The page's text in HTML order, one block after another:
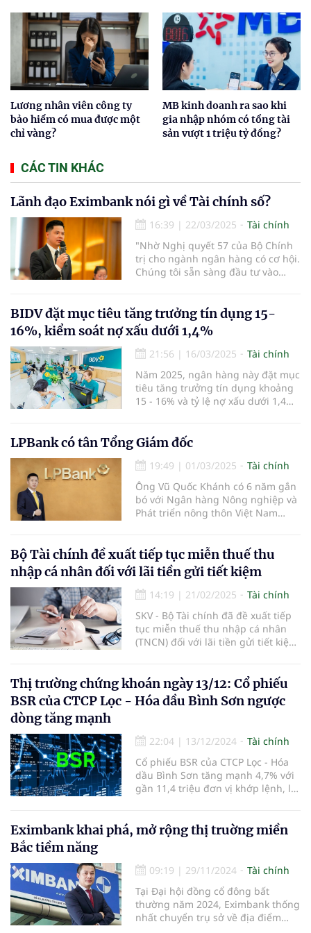
Lương nhân viên công ty
bảo hiểm có mua được một
chỉ vàng?
MB kinh doanh ra sao khi
gia nhập nhóm có tổng tài
sản vượt 1 triệu tỷ đồng?
CÁC TIN KHÁC
Lãnh đạo Eximbank nói gì về Tài chính số?
16:39 | 22/03/2025
Tài chính
"Nhờ Nghị quyết 57 của Bộ Chính
trị cho ngành ngân hàng có cơ hội.
Chúng tôi sẵn sàng đầu tư vào
thành viên HĐQT Ngân hàng TMCP
Eximbank nhấn mạnh.
BIDV đặt mục tiêu tăng trưởng tín dụng 15-
16%, kiểm soát nợ xấu dưới 1,4%
21:56 | 16/03/2025
Tài chính
Năm 2025, ngân hàng này đặt mục
tiêu tăng trưởng tín dụng khoảng
15 - 16% và tỷ lệ nợ xấu dưới 1,4%.
cổ phiếu từ nguồn ợi nhuận sau
2023.
LPBank có tân Tổng Giám đốc
19:49 | 01/03/2025
Tài chính
Ông Vũ Quốc Khánh có 6 năm gắn
bó với Ngân hàng Nông nghiệp và
Phát triển nông thôn Việt Nam
Bộ Tài chính đề xuất tiếp tục miễn thuế thu
nhập cá nhân đối với lãi tiền gửi tiết kiệm
14:19 | 21/02/2025
Tài chính
SKV - Bộ Tài chính đã đề xuất tiếp
tục miễn thuế thu nhập cá nhân
(TNCN) đối với lãi tiền gửi tiết kiệm,
trợ nguồn vốn cho nền kinh tế.
Thị trường chứng khoán ngày 13/12: Cổ phiếu
BSR của CTCP Lọc - Hóa dầu Bình Sơn ngược
dòng tăng mạnh
22:04 | 13/12/2024
Tài chính
Cổ phiếu BSR của CTCP Lọc - Hóa
dầu Bình Sơn tăng mạnh 4,7% với
gần 11,4 triệu đơn vị khớp lệnh, là
Eximbank khai phá, mở rộng thị truờng miền
Bắc tiềm năng
09:19 | 29/11/2024
Tài chính
Tại Đại hội đồng cổ đông bất
thường năm 2024, Eximbank thống
nhất chuyển trụ sở về địa điểm